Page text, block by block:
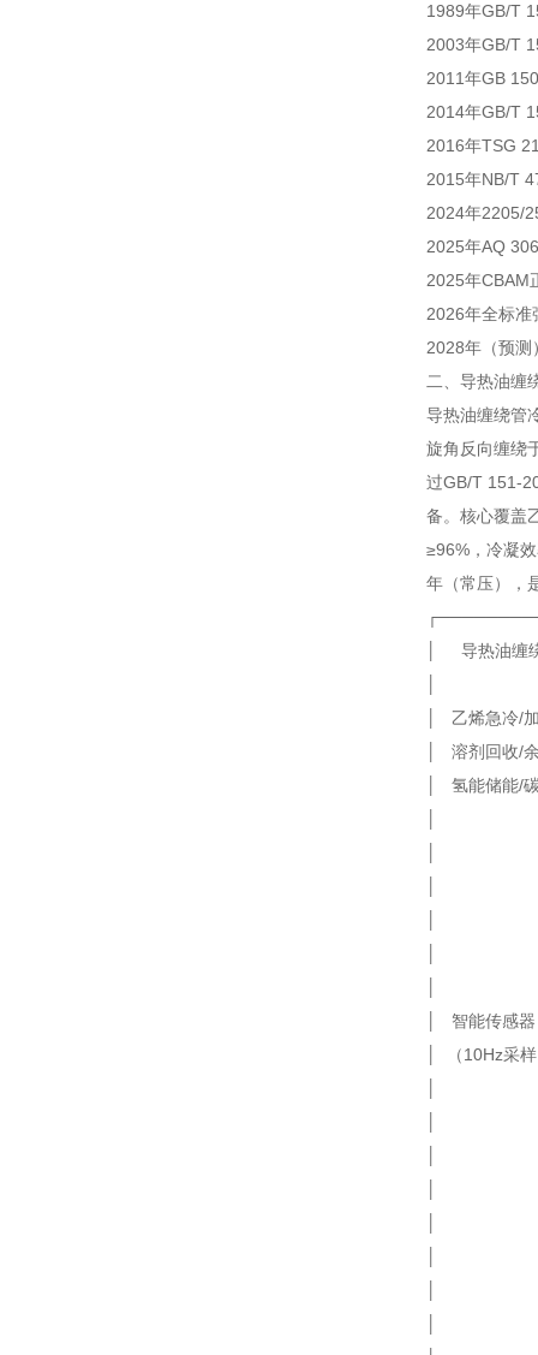
1989年GB/T
2003年GB/T
2011年GB
2014年GB/T
2016年TSG
2015年NB/T
2024年2205/
2025年AQ
2025年CBAM
2026年全标准
2028年（预测
二、导热油
导热油缠绕管
旋角反向缠绕
过GB/T 151-
备。核心覆盖
≥96%，冷凝
年（常压），
│ 导热油
│ 乙烯急
│ 溶剂回
│ 氢能储
│ 智能
│ （10Hz